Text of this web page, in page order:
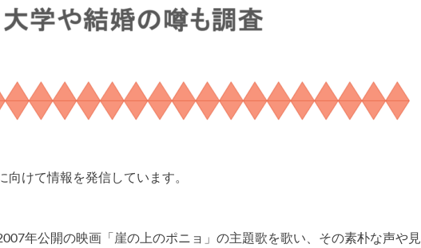
向けて情報を発信しています。
年公開の映画「崖の上のポニョ」の主題歌を歌い、その素朴な声や見